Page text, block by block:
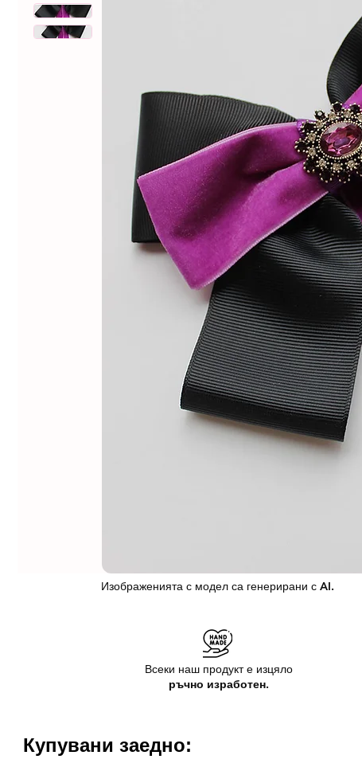
Изображенията с модел са генерирани с AI.
Всеки наш продукт е изцяло
ръчно изработен.
Купувани заедно: